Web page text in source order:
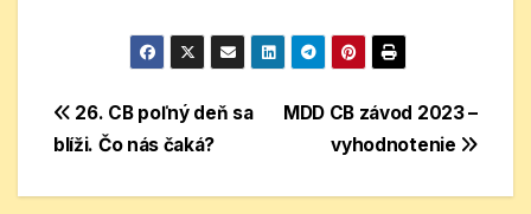
Navigácia
MDD CB závod 2023 –
vyhodnotenie
26. CB poľný deň sa
blíži. Čo nás čaká?